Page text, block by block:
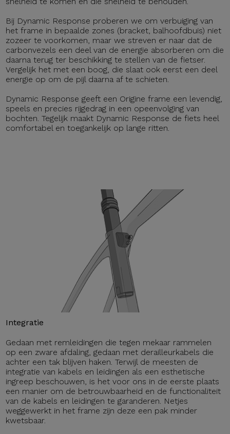
Bij Dynamic Response proberen we om verbuiging van
het frame in bepaalde zones (bracket, balhoofdbuis) niet
zozeer te voorkomen, maar we streven er naar dat de
carbonvezels een deel van de energie absorberen om die
daarna terug ter beschikking te stellen van de fietser.
Vergelijk het met een boog, die slaat ook eerst een deel
energie op om de pijl daarna af te schieten.
Dynamic Response geeft een Origine frame een levendig,
speels en precies rijgedrag in een opeenvolging van
bochten. Tegelijk maakt Dynamic Response de fiets heel
comfortabel en toegankelijk op lange ritten.
Integratie
Gedaan met remleidingen die tegen mekaar rammelen
op een zware afdaling, gedaan met derailleurkabels die
achter een tak blijven haken. Terwijl de meesten de
integratie van kabels en leidingen als een esthetische
ingreep beschouwen, is het voor ons in de eerste plaats
een manier om de betrouwbaarheid en de functionaliteit
van de kabels en leidingen te garanderen. Netjes
weggewerkt in het frame zijn deze een pak minder
kwetsbaar.